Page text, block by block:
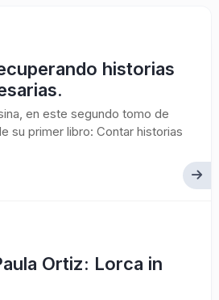
historias
en este segundo tomo de
su primer libro: Contar historias
Ortiz: Lorca in